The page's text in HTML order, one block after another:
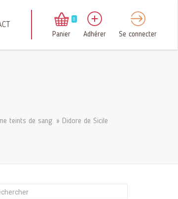
0
Panier Adhérer Se connecter
teints de sang. » Didore de Sicile